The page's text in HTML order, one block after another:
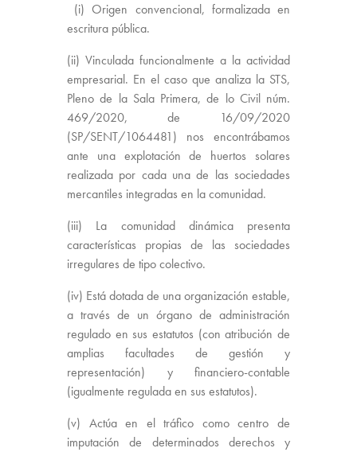
(i) Origen convencional, formalizada en
escritura pública.
(ii) Vinculada funcionalmente a la actividad
empresarial. En el caso que analiza la STS,
Pleno de la Sala Primera, de lo Civil núm.
469/2020, de 16/09/2020
(SP/SENT/1064481) nos encontrábamos
ante una explotación de huertos solares
realizada por cada una de las sociedades
mercantiles integradas en la comunidad.
(iii) La comunidad dinámica presenta
características propias de las sociedades
irregulares de tipo colectivo.
(iv) Está dotada de una organización estable,
a través de un órgano de administración
regulado en sus estatutos (con atribución de
amplias facultades de gestión y
representación) y financiero-contable
(igualmente regulada en sus estatutos).
(v) Actúa en el tráfico como centro de
imputación de determinados derechos y